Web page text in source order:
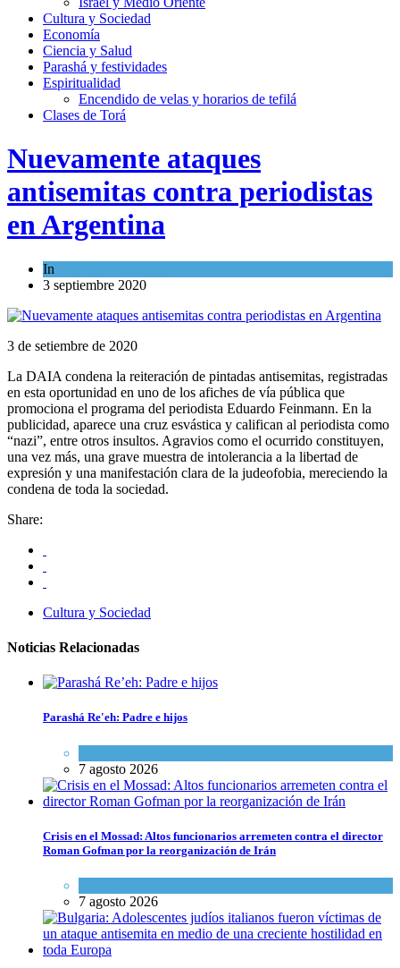
Cultura y Sociedad
Economía
Ciencia y Salud
Parashá y festividades
Espiritualidad
Encendido de velas y horarios de tefilá
Clases de Torá
Nuevamente ataques
antisemitas contra periodistas
en Argentina
In
3 septiembre 2020
3 de setiembre de 2020
La DAIA condena la reiteración de pintadas antisemitas, registradas
en esta oportunidad en uno de los afiches de vía pública que
promociona el programa del periodista Eduardo Feinmann. En la
publicidad, aparece una cruz esvástica y califican al periodista como
“nazi”, entre otros insultos. Agravios como el ocurrido constituyen,
una vez más, una grave muestra de intolerancia a la libertad de
expresión y una manifestación clara de la judeofobia, mereciendo la
condena de toda la sociedad.
Share:
Cultura y Sociedad
Noticias Relacionadas
Parashá Re'eh: Padre e hijos
7 agosto 2026
Crisis en el Mossad: Altos funcionarios arremeten contra el director
Roman Gofman por la reorganización de Irán
7 agosto 2026